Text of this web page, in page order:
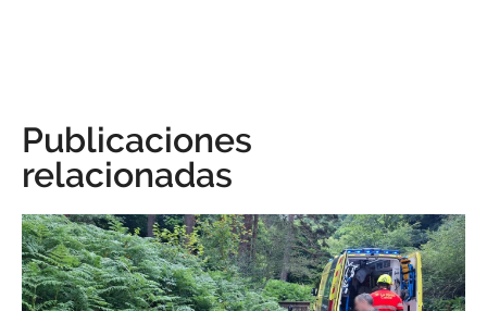
Publicaciones
relacionadas